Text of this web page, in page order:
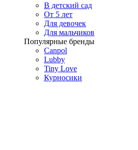
В детский сад
От 5 лет
Для девочек
Для мальчиков
Популярные бренды
Canpol
Lubby
Tiny Love
Курносики